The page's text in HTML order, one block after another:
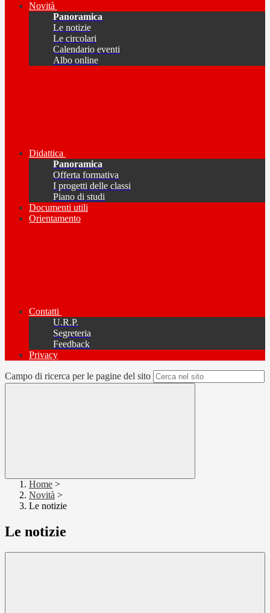
Novità
Panoramica
Le notizie
Le circolari
Calendario eventi
Albo online
Didattica
Panoramica
Offerta formativa
I progetti delle classi
Piano di studi
Documenti utili
Orientamento
Contatti
U.R.P.
Segreteria
Feedback
Privacy
Campo di ricerca per le pagine del sito
Home >
Novità >
Le notizie
Le notizie